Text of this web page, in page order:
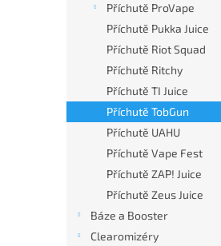
Příchutě ProVape
Příchutě Pukka Juice
Příchutě Riot Squad
Příchutě Ritchy
Příchutě TI Juice
Příchutě TobGun
Příchutě UAHU
Příchutě Vape Fest
Příchutě ZAP! Juice
Příchutě Zeus Juice
Báze a Booster
Clearomizéry